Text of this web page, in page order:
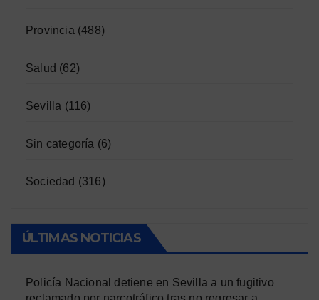
Provincia (488)
Salud (62)
Sevilla (116)
Sin categoría (6)
Sociedad (316)
ÚLTIMAS NOTICIAS
Policía Nacional detiene en Sevilla a un fugitivo